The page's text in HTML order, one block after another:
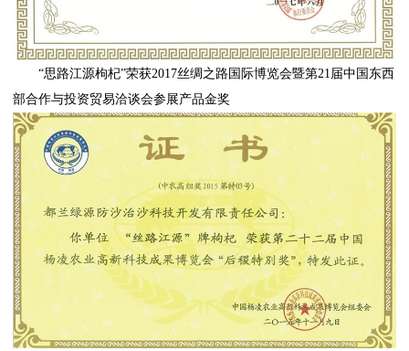
“思路江源枸杞”荣获2017丝绸之路国际博览会暨第21届中国东西
部合作与投资贸易洽谈会参展产品金奖